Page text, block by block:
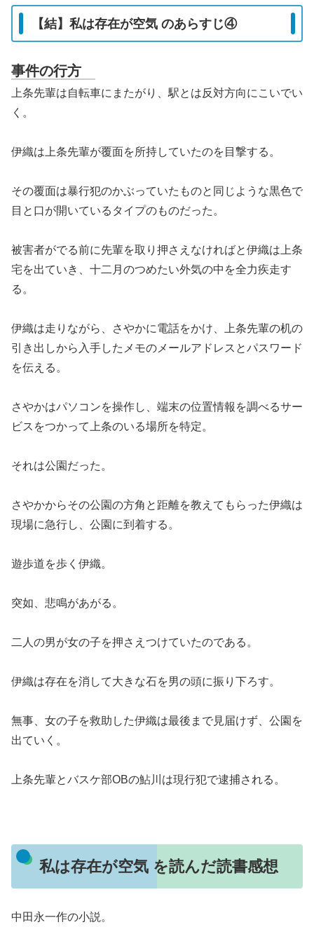
【結】私は存在が空気 のあらすじ④
事件の行方
上条先輩は自転車にまたがり、駅とは反対方向にこいでい
く。
伊織は上条先輩が覆面を所持していたのを目撃する。
その覆面は暴行犯のかぶっていたものと同じような黒色で
目と口が開いているタイプのものだった。
被害者がでる前に先輩を取り押さえなければと伊織は上条
宅を出ていき、十二月のつめたい外気の中を全力疾走す
る。
伊織は走りながら、さやかに電話をかけ、上条先輩の机の
引き出しから入手したメモのメールアドレスとパスワード
を伝える。
さやかはパソコンを操作し、端末の位置情報を調べるサー
ビスをつかって上条のいる場所を特定。
それは公園だった。
さやかからその公園の方角と距離を教えてもらった伊織は
現場に急行し、公園に到着する。
遊歩道を歩く伊織。
突如、悲鳴があがる。
二人の男が女の子を押さえつけていたのである。
伊織は存在を消して大きな石を男の頭に振り下ろす。
無事、女の子を救助した伊織は最後まで見届けず、公園を
出ていく。
上条先輩とバスケ部OBの鮎川は現行犯で逮捕される。
私は存在が空気 を読んだ読書感想
中田永一作の小説。